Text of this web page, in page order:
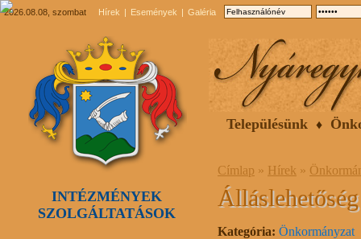
2026.08.08, szombat Hírek Események Galéria
Településünk
Címlap » Hírek »
Álláslehetőség
Kategória: Önkormányzat
INTÉZMÉNYEK
SZOLGÁLTATÁSOK